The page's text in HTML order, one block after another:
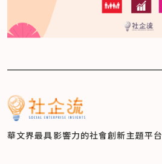
華文界最具影響力的社會創新主題平台